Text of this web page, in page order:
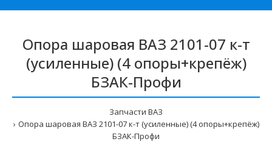
Опора шаровая ВАЗ 2101-07 к-т
(усиленные) (4 опоры+крепёж)
БЗАК-Профи
Запчасти ВАЗ
Опора шаровая ВАЗ 2101-07 к-т (усиленные) (4 опоры+крепёж)
БЗАК-Профи